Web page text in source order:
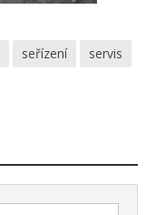
seřízení
servis